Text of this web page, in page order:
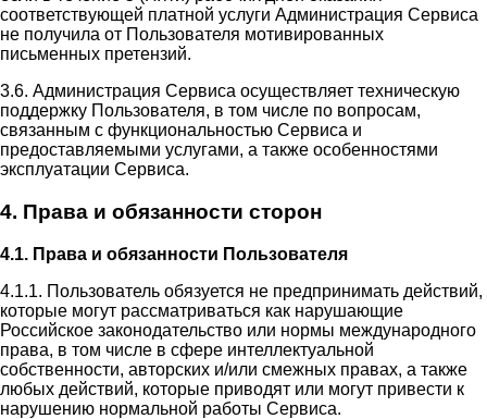
соответствующей платной услуги Администрация Сервиса
не получила от Пользователя мотивированных
письменных претензий.
3.6. Администрация Сервиса осуществляет техническую
поддержку Пользователя, в том числе по вопросам,
связанным с функциональностью Сервиса и
предоставляемыми услугами, а также особенностями
эксплуатации Сервиса.
4. Права и обязанности сторон
4.1. Права и обязанности Пользователя
4.1.1. Пользователь обязуется не предпринимать действий,
которые могут рассматриваться как нарушающие
Российское законодательство или нормы международного
права, в том числе в сфере интеллектуальной
собственности, авторских и/или смежных правах, а также
любых действий, которые приводят или могут привести к
нарушению нормальной работы Сервиса.